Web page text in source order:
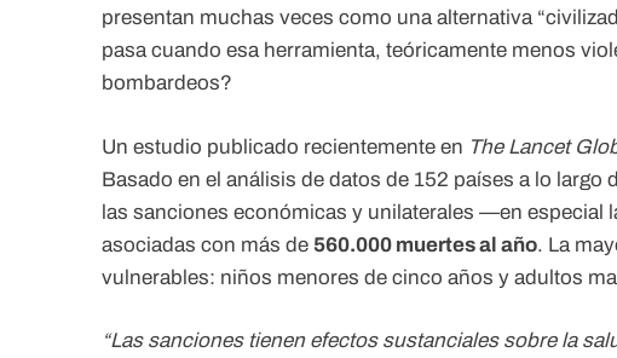
presentan muchas veces como una alternativa
pasa cuando esa herramienta, teóricamente menos
bombardeos?
Un estudio publicado recientemente en The Lancet
Basado en el análisis de datos de 152 países a lo
las sanciones económicas y unilaterales —en
asociadas con más de 560.000 muertes al año. La
vulnerables: niños menores de cinco años y adultos
“Las sanciones tienen efectos sustanciales sobre la